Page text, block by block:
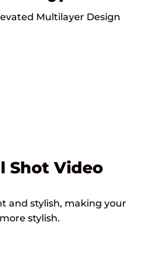
Multilayer Design
Shot Video
and stylish, making your
stylish.